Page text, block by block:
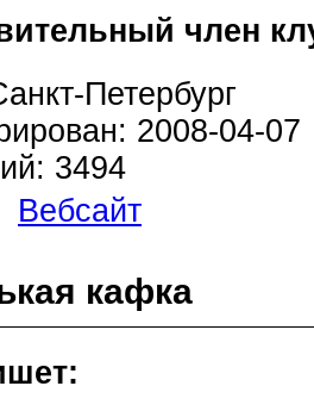
член
Петербург
2008-04-07
3494
Вебсайт
кафка